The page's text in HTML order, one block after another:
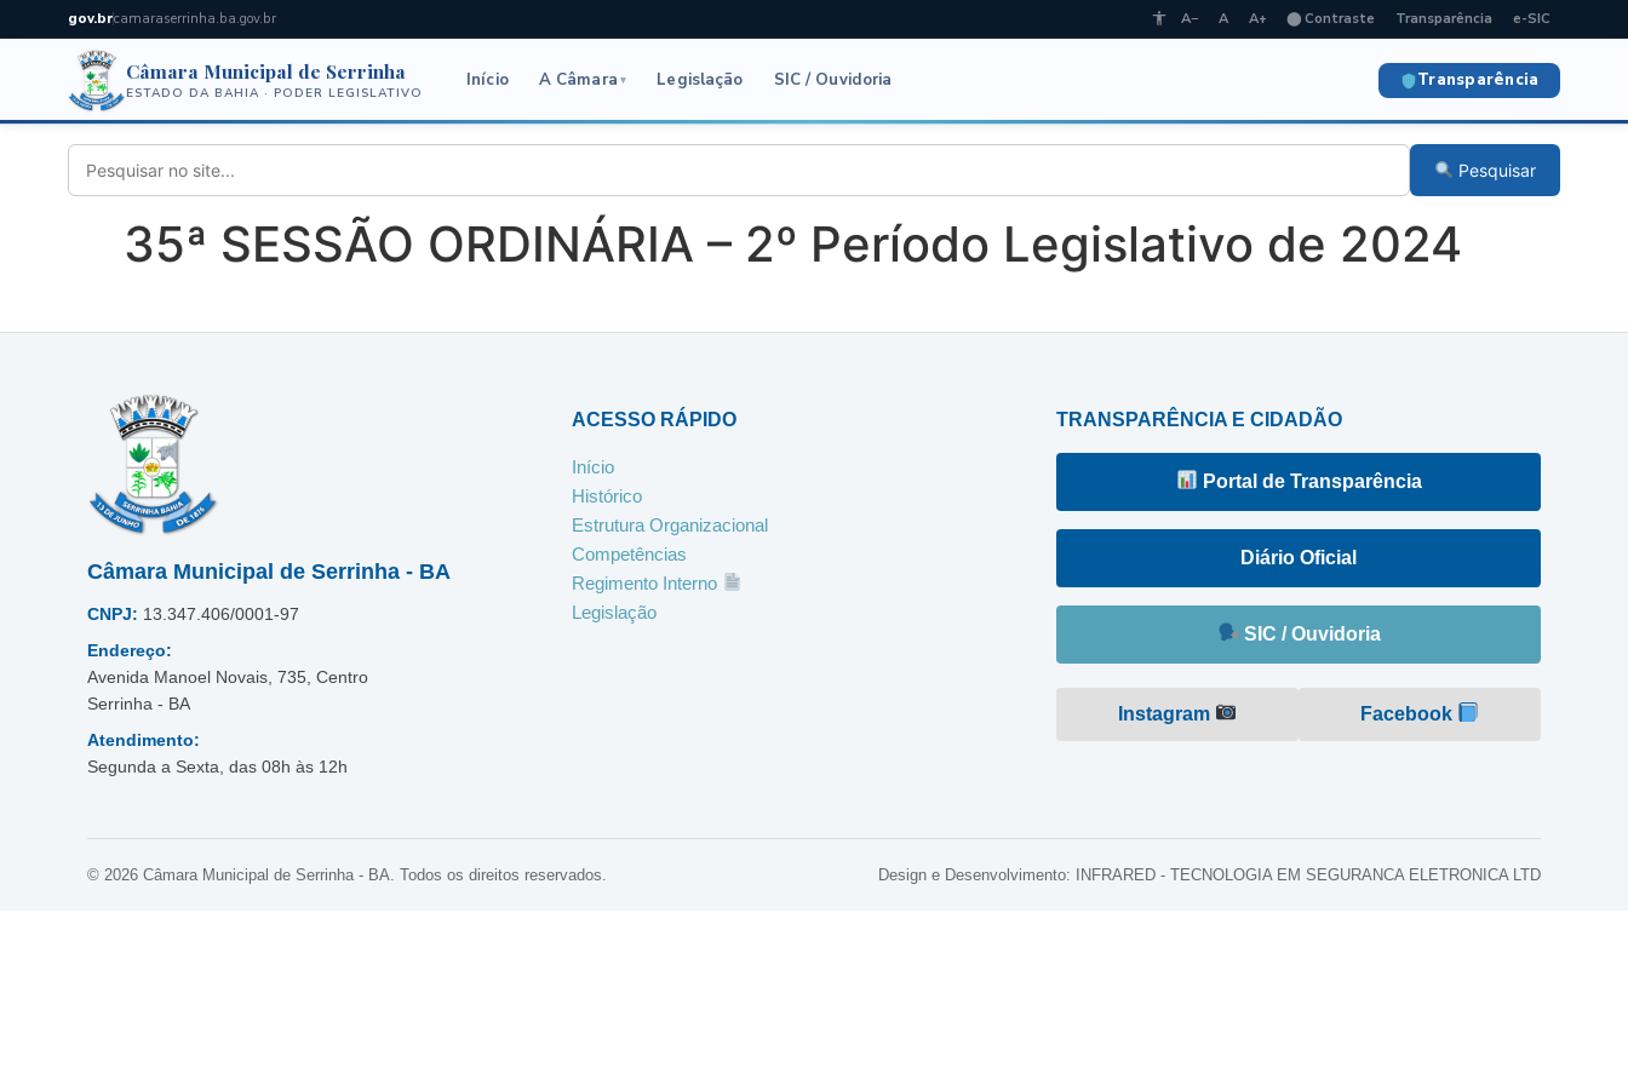
gov.brcamaraserrinha.ba.gov.br A− A A+ ⬤ Contraste Transparência e-SIC
Câmara Municipal de Serrinha
ESTADO DA BAHIA · PODER LEGISLATIVO
Início A Câmara ▾ Legislação SIC / Ouvidoria Transparência
Pesquisar
35ª SESSÃO ORDINÁRIA – 2º Período Legislativo de 2024
Câmara Municipal de Serrinha - BA
CNPJ: 13.347.406/0001-97
Endereço:
Avenida Manoel Novais, 735, Centro
Serrinha - BA
Atendimento:
Segunda a Sexta, das 08h às 12h
ACESSO RÁPIDO
Início
Histórico
Estrutura Organizacional
Competências
Regimento Interno
Legislação
TRANSPARÊNCIA E CIDADÃO
Portal de Transparência
Diário Oficial
SIC / Ouvidoria
Instagram Facebook
© 2026 Câmara Municipal de Serrinha - BA. Todos os direitos reservados. Design e Desenvolvimento: INFRARED - TECNOLOGIA EM SEGURANCA ELETRONICA LTD